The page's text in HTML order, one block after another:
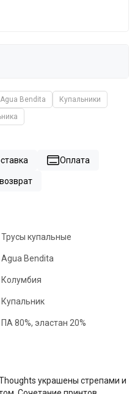
Agua Bendita
Купальники
Оплата
Трусы купальные
Agua Bendita
Колумбия
Купальник
ПА 80%, эластан 20%
украшены стрепами и